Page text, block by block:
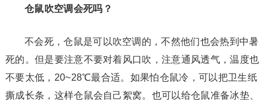
仓鼠吹空调会死吗？
不会死，仓鼠是可以吹空调的，不然他们也会热到中暑
死的。但是要注意不要对着风口吹，注意通风透气，温度也
不要太低，20~28℃最合适。如果怕仓鼠冷，可以把卫生纸
撕成长条，这样仓鼠会自己絮窝。也可以给仓鼠准备冰垫、